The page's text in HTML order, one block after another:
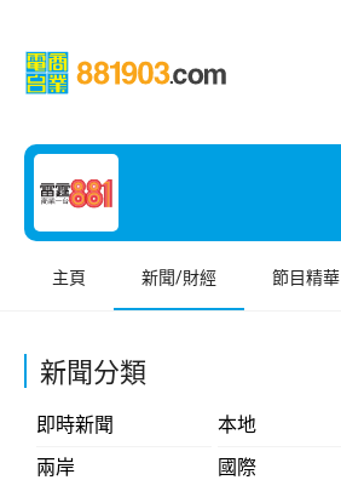
主頁 新聞/財經 節目精華
新聞分類
即時新聞
本地
兩岸
國際